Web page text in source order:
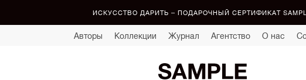
ИСКУССТВО ДАРИТЬ – ПОДАРОЧНЫЙ СЕРТИФИКАТ
Авторы Коллекции Журнал Агентство О нас